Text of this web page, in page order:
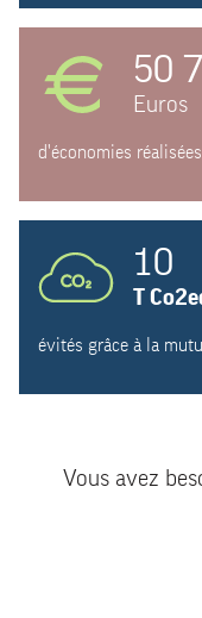
50
Euros
d'économies
10
T
évités grâce à la
Vous avez